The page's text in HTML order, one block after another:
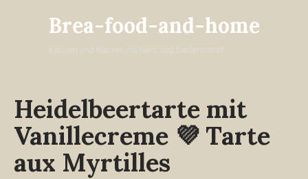
Brea-food-and-home
Kochen und Backen mit Herz und Leidenschaft
Heidelbeertarte mit
Vanillecreme 💜 Tarte
aux Myrtilles